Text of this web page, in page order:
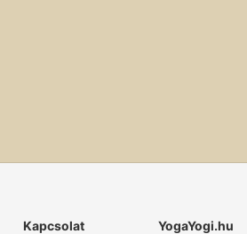
Kapcsolat YogaYogi.hu